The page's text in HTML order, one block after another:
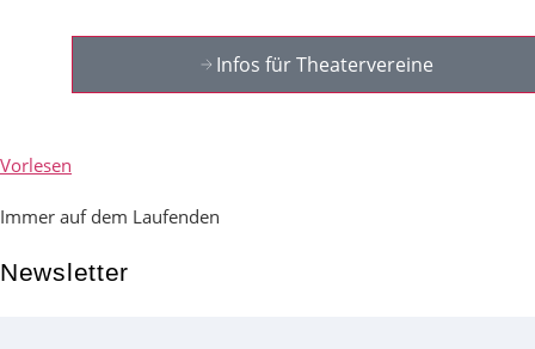
Infos für Theatervereine
Vorlesen
Immer auf dem Laufenden
Newsletter